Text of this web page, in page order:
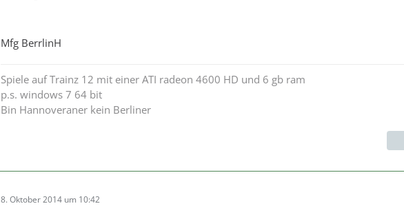
Mfg BerrlinH
Spiele auf Trainz 12 mit einer ATI radeon 4600 HD und 6 gb ram
p.s. windows 7 64 bit
Bin Hannoveraner kein Berliner
8. Oktober 2014 um 10:42